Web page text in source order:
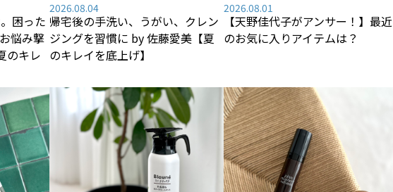
困った
悩み撃
のキレ
2026.08.04
帰宅後の手洗い、うがい、クレン
ジングを習慣に by 佐藤愛美【夏
のキレイを底上げ】
2026.08.01
【天野佳代子がアンサー！】最近
のお気に入りアイテムは？